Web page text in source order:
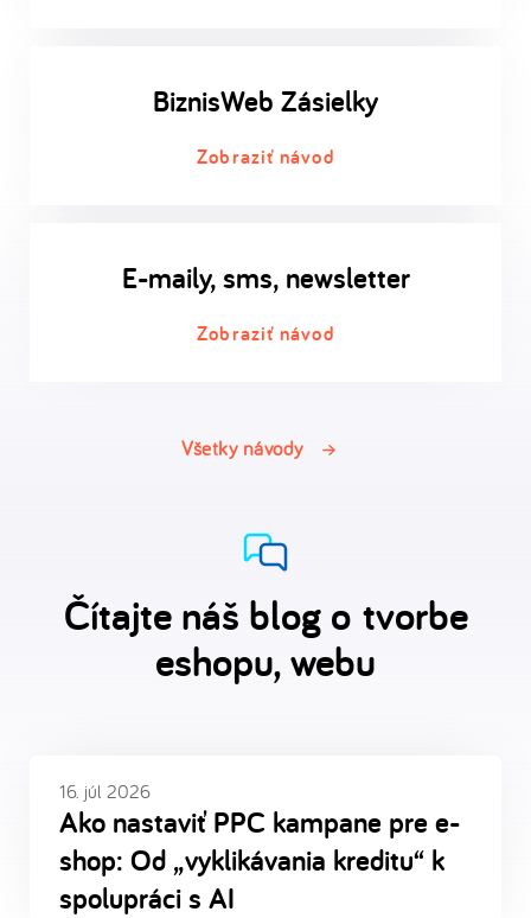
BiznisWeb Zásielky
Zobraziť návod
E-maily, sms, newsletter
Zobraziť návod
Všetky návody
Čítajte náš blog o tvorbe
eshopu, webu
Ako nastaviť PPC kampane pre e-
shop: Od „vyklikávania kreditu“ k
spolupráci s AI
16. júl 2026